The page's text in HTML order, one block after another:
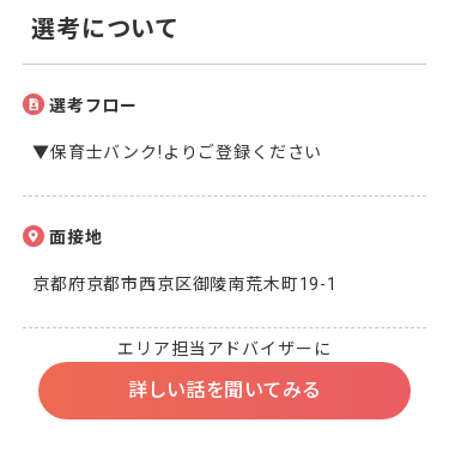
選考について
選考フロー
▼保育士バンク!よりご登録ください
面接地
京都府京都市西京区御陵南荒木町19-1
エリア担当アドバイザーに
詳しい話を聞いてみる